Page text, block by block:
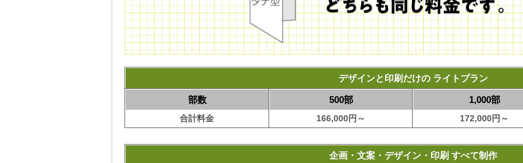
デザインと印刷だけの ライトプラン
部数
合計料金
500部
166,000円～
1,000部
172,000円～
企画・文案・デザイン・印刷 すべて制作